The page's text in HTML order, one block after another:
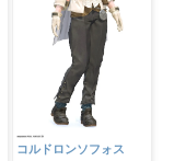
コルドロンソフォス